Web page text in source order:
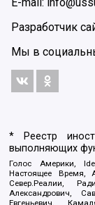
E-mail:
Разработчик
Мы в
* Реестр
выполняющих
Голос Америки,
Настоящее Время,
Север.Реалии,
Александрович,
Евгеньевич,